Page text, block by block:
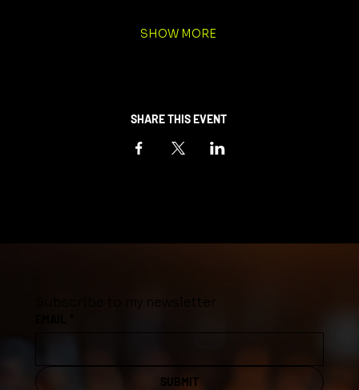
SHOW MORE
SHARE THIS EVENT
Subscribe to my newsletter
SUBMIT